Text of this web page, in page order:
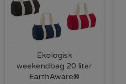
Ekologisk
weekendbag 20 liter
EarthAware®